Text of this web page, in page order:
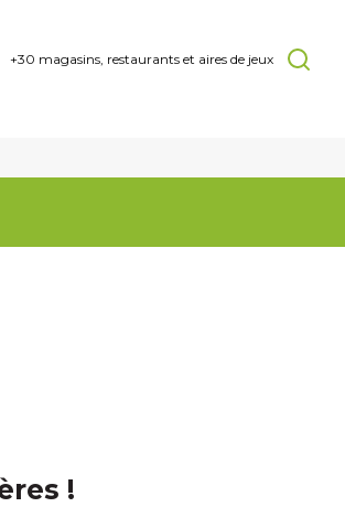
+30 magasins, restaurants et aires de jeux
!